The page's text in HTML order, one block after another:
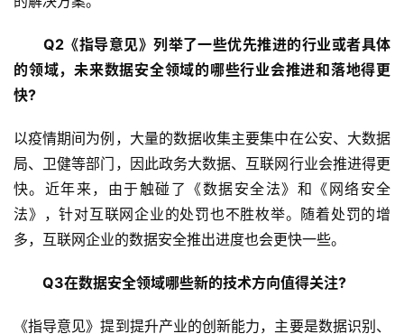
Q2《指导意见》列举了一些优先推进的行业或者具体
的领域，未来数据安全领域的哪些行业会推进和落地得更
快?
以疫情期间为例，大量的数据收集主要集中在公安、大数据
局、卫健等部门，因此政务大数据、互联网行业会推进得更
快。近年来，由于触碰了《数据安全法》和《网络安全
法》，针对互联网企业的处罚也不胜枚举。随着处罚的增
多，互联网企业的数据安全推出进度也会更快一些。
Q3在数据安全领域哪些新的技术方向值得关注?
《指导意见》提到提升产业的创新能力，主要是数据识别、